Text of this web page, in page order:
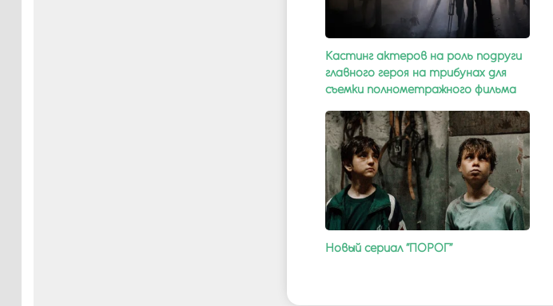
Кастинг актеров на роль подруги
главного героя на трибунах для
съемки полнометражного фильма
Новый сериал “ПОРОГ”